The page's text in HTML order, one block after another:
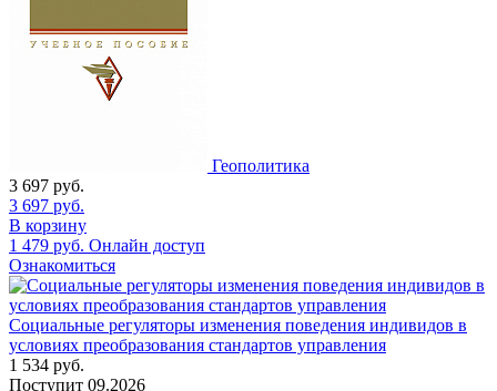
Геополитика
3 697 руб.
3 697 руб.
В корзину
1 479 руб. Онлайн доступ
Ознакомиться
Социальные регуляторы изменения поведения индивидов в
условиях преобразования стандартов управления
1 534 руб.
Поступит 09.2026